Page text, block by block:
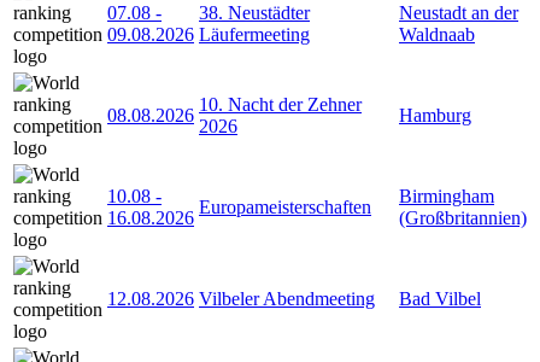
07.08 -
09.08.2026
38. Neustädter
Läufermeeting
Neustadt an der
Waldnaab
08.08.2026
10. Nacht der Zehner
2026
Hamburg
10.08 -
16.08.2026
Europameisterschaften
Birmingham
(Großbritannien)
12.08.2026 Vilbeler Abendmeeting Bad Vilbel